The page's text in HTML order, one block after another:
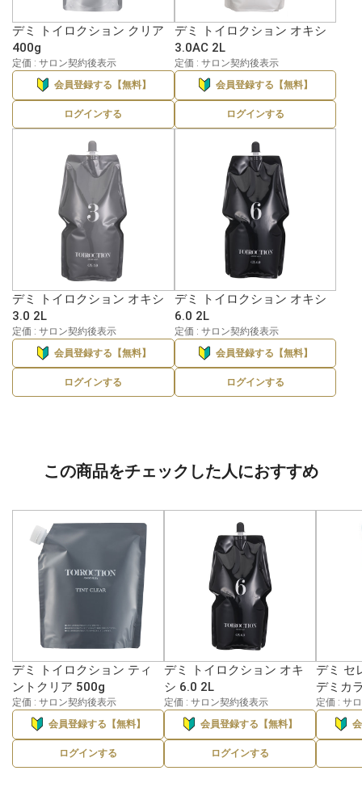
デミ トイロクション クリア
400g
定価 : サロン契約後表示
会員登録する【無料】
ログインする
デミ トイロクション オキシ
3.0AC 2L
定価 : サロン契約後表示
会員登録する【無料】
ログインする
デミ トイロクション オキシ
3.0 2L
定価 : サロン契約後表示
会員登録する【無料】
ログインする
デミ トイロクション オキシ
6.0 2L
定価 : サロン契約後表示
会員登録する【無料】
ログインする
この商品をチェックした人におすすめ
デミ トイロクション ティ
ントクリア 500g
定価 : サロン契約後表示
会員登録する【無料】
ログインする
デミ トイロクション オキ
シ 6.0 2L
定価 : サロン契約後表示
会員登録する【無料】
ログインする
デミ セ
デミカ
定価 : サ